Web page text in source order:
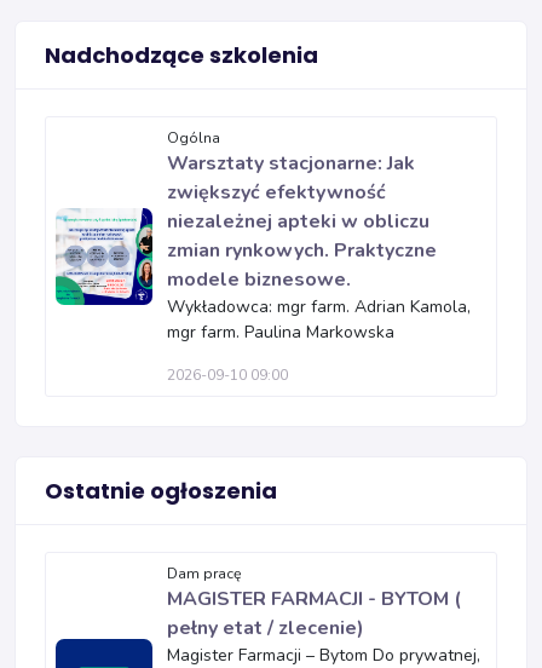
Nadchodzące szkolenia
Ogólna
Warsztaty stacjonarne: Jak
zwiększyć efektywność
niezależnej apteki w obliczu
zmian rynkowych. Praktyczne
modele biznesowe.
Wykładowca: mgr farm. Adrian Kamola,
mgr farm. Paulina Markowska
2026-09-10 09:00
Ostatnie ogłoszenia
Dam pracę
MAGISTER FARMACJI - BYTOM (
pełny etat / zlecenie)
Magister Farmacji – Bytom Do prywatnej,